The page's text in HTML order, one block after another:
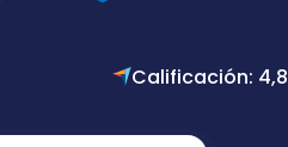
Calificación: 4,8